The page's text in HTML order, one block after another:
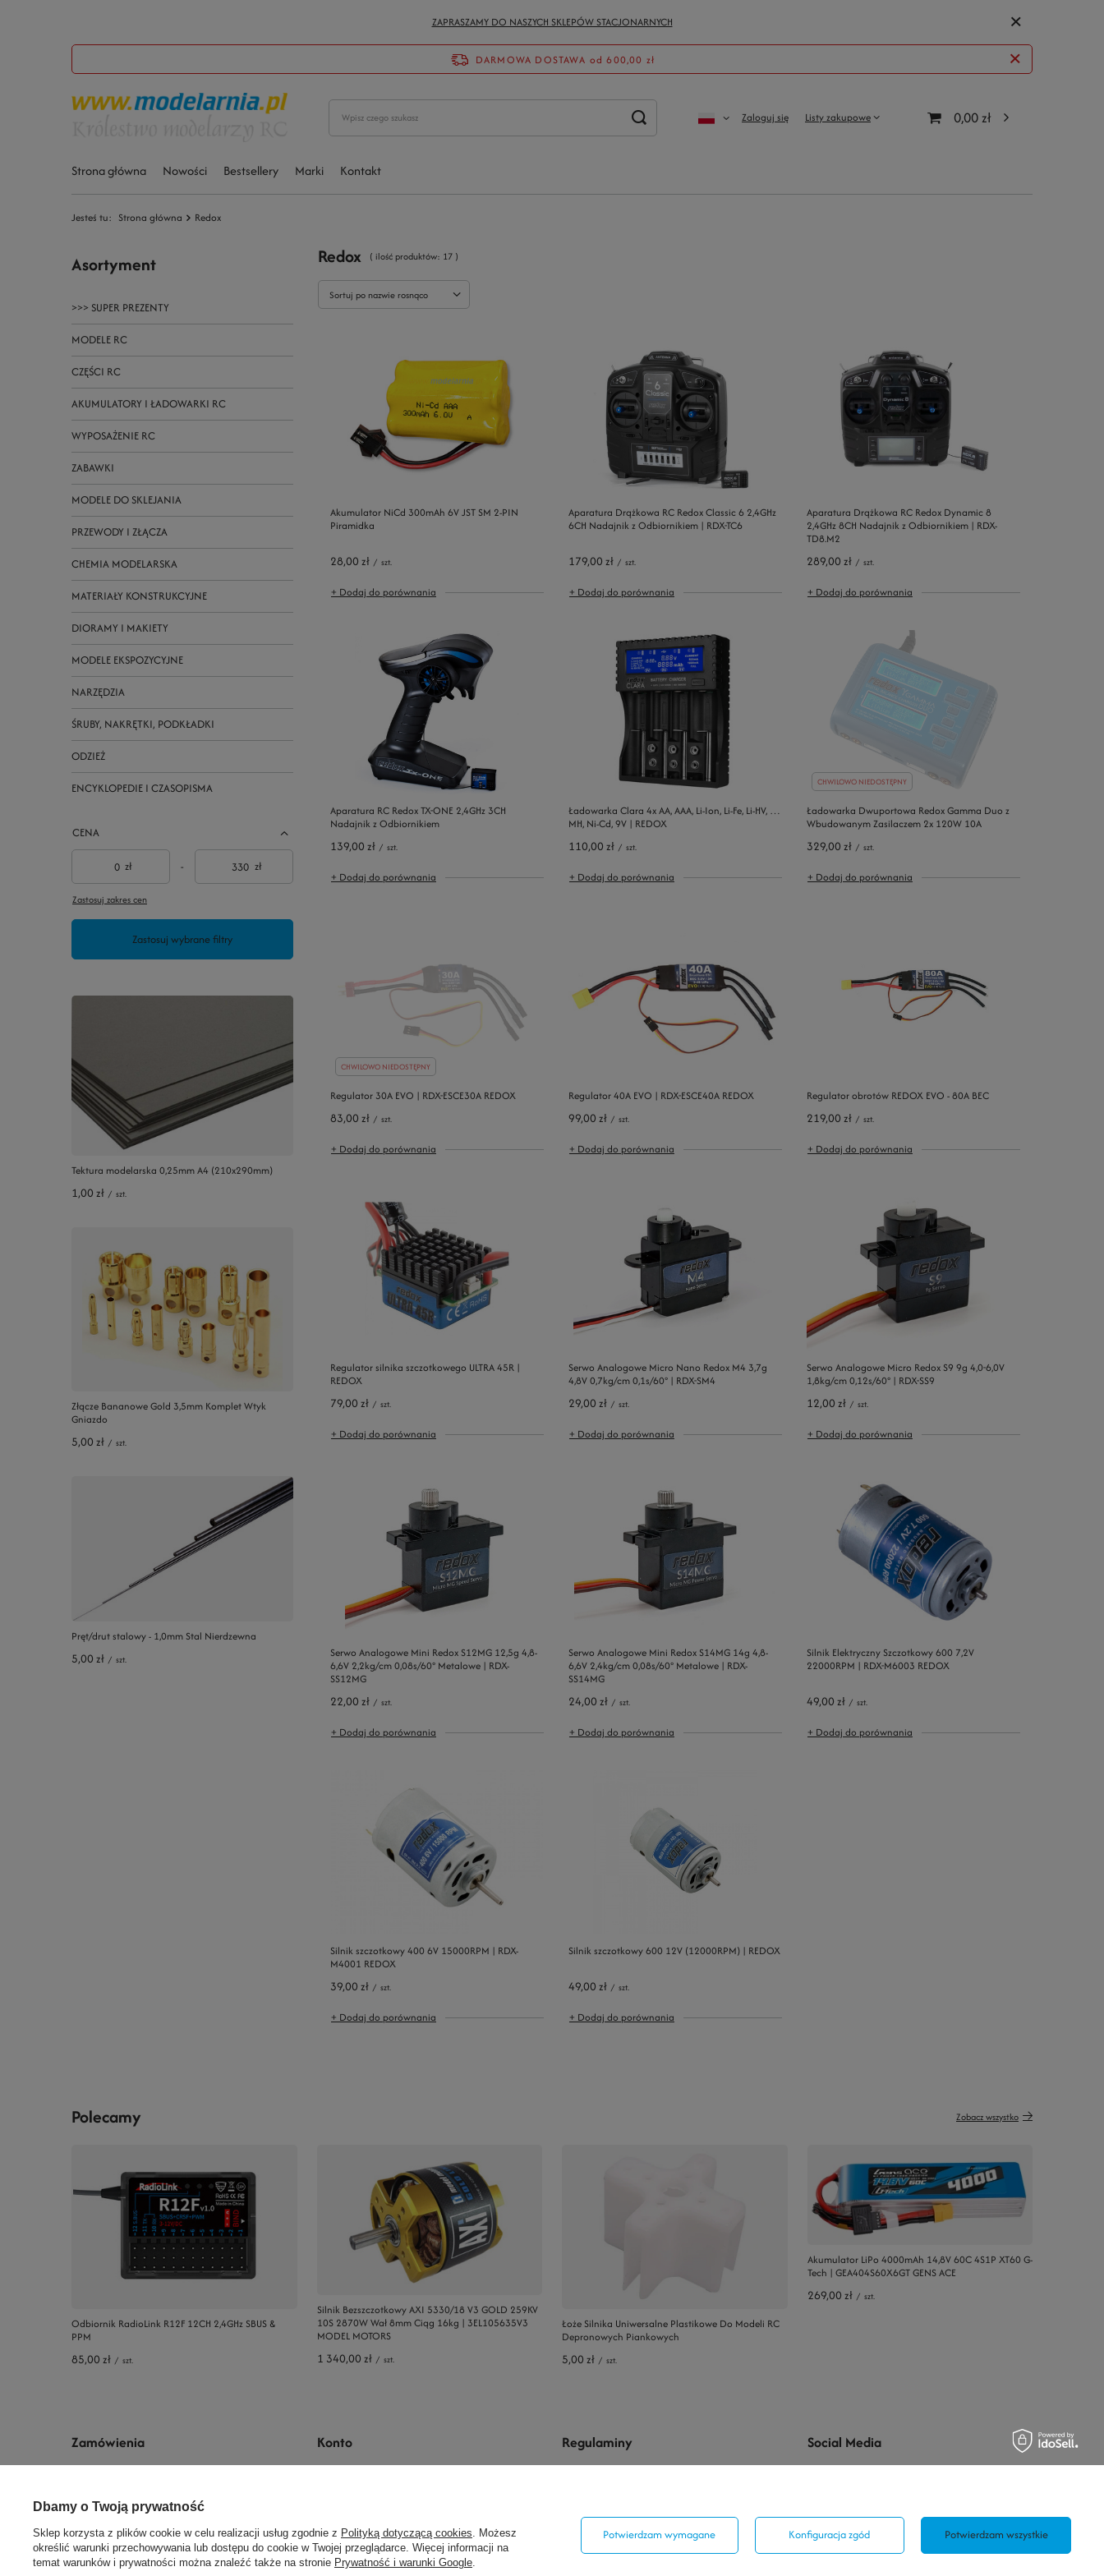
ZAPRASZAMY DO NASZYCH SKLEPÓW STACJONARNYCH
DARMOWA DOSTAWA od 600,00 zł
Zaloguj się Listy zakupowe 0,00 zł
Strona główna Nowości Bestsellery Marki Kontakt
Jesteś tu: Strona główna Redox
Asortyment
>>> SUPER PREZENTY
MODELE RC
CZĘŚCI RC
AKUMULATORY I ŁADOWARKI RC
WYPOSAŻENIE RC
ZABAWKI
MODELE DO SKLEJANIA
PRZEWODY I ZŁĄCZA
CHEMIA MODELARSKA
MATERIAŁY KONSTRUKCYJNE
DIORAMY I MAKIETY
MODELE EKSPOZYCYJNE
NARZĘDZIA
ŚRUBY, NAKRĘTKI, PODKŁADKI
ODZIEŻ
ENCYKLOPEDIE I CZASOPISMA
CENA
zł - zł
Zastosuj zakres cen
Zastosuj wybrane filtry
Tektura modelarska 0,25mm A4 (210x290mm)
1,00 zł / szt.
Złącze Bananowe Gold 3,5mm Komplet Wtyk
Gniazdo
5,00 zł / szt.
Pręt/drut stalowy - 1,0mm Stal Nierdzewna
5,00 zł / szt.
Redox ( ilość produktów: 17 )
Sortuj po nazwie rosnąco
Akumulator NiCd 300mAh 6V JST SM 2-PIN
Piramidka
28,00 zł / szt.
+ Dodaj do porównania
Aparatura Drążkowa RC Redox Classic 6 2,4GHz
6CH Nadajnik z Odbiornikiem | RDX-TC6
179,00 zł / szt.
+ Dodaj do porównania
Aparatura Drążkowa RC Redox Dynamic 8
2,4GHz 8CH Nadajnik z Odbiornikiem | RDX-
TD8.M2
289,00 zł / szt.
+ Dodaj do porównania
Aparatura RC Redox TX-ONE 2,4GHz 3CH
Nadajnik z Odbiornikiem
139,00 zł / szt.
+ Dodaj do porównania
Ładowarka Clara 4x AA, AAA, Li-Ion, Li-Fe, Li-HV, Ni-
MH, Ni-Cd, 9V | REDOX
110,00 zł / szt.
+ Dodaj do porównania
CHWILOWO NIEDOSTĘPNY
Ładowarka Dwuportowa Redox Gamma Duo z
Wbudowanym Zasilaczem 2x 120W 10A
329,00 zł / szt.
+ Dodaj do porównania
CHWILOWO NIEDOSTĘPNY
Regulator 30A EVO | RDX-ESCE30A REDOX
83,00 zł / szt.
+ Dodaj do porównania
Regulator 40A EVO | RDX-ESCE40A REDOX
99,00 zł / szt.
+ Dodaj do porównania
Regulator obrotów REDOX EVO - 80A BEC
219,00 zł / szt.
+ Dodaj do porównania
Regulator silnika szczotkowego ULTRA 45R |
REDOX
79,00 zł / szt.
+ Dodaj do porównania
Serwo Analogowe Micro Nano Redox M4 3,7g
4,8V 0,7kg/cm 0,1s/60° | RDX-SM4
29,00 zł / szt.
+ Dodaj do porównania
Serwo Analogowe Micro Redox S9 9g 4,0-6,0V
1,8kg/cm 0,12s/60° | RDX-SS9
12,00 zł / szt.
+ Dodaj do porównania
Serwo Analogowe Mini Redox S12MG 12,5g 4,8-
6,6V 2,2kg/cm 0,08s/60° Metalowe | RDX-
SS12MG
22,00 zł / szt.
+ Dodaj do porównania
Serwo Analogowe Mini Redox S14MG 14g 4,8-
6,6V 2,4kg/cm 0,08s/60° Metalowe | RDX-
SS14MG
24,00 zł / szt.
+ Dodaj do porównania
Silnik Elektryczny Szczotkowy 600 7,2V
22000RPM | RDX-M6003 REDOX
49,00 zł / szt.
+ Dodaj do porównania
Silnik szczotkowy 400 6V 15000RPM | RDX-
M4001 REDOX
39,00 zł / szt.
+ Dodaj do porównania
Silnik szczotkowy 600 12V (12000RPM) | REDOX
49,00 zł / szt.
+ Dodaj do porównania
Polecamy Zobacz wszystko
Odbiornik RadioLink R12F 12CH 2,4GHz SBUS &
PPM
85,00 zł / szt.
Silnik Bezszczotkowy AXI 5330/18 V3 GOLD 259KV
10S 2870W Wał 8mm Ciąg 16kg | 3EL105635V3
MODEL MOTORS
1 340,00 zł / szt.
Łoże Silnika Uniwersalne Plastikowe Do Modeli RC
Depronowych Piankowych
5,00 zł / szt.
Akumulator LiPo 4000mAh 14,8V 60C 4S1P XT60 G-
Tech | GEA404S60X6GT GENS ACE
269,00 zł / szt.
Zamówienia
Śledzenie przesyłki
Chcę zareklamować produkt
Chcę zwrócić produkt
Konto
Listy zakupowe
Lista zakupionych produktów
Regulaminy
Regulamin
Polityka prywatności
Social Media
Prawdziwe
opinie klientów
Dbamy o Twoją prywatność
Sklep korzysta z plików cookie w celu realizacji usług zgodnie z Polityką dotyczącą cookies . Możesz
określić warunki przechowywania lub dostępu do cookie w Twojej przeglądarce. Więcej informacji na
temat warunków i prywatności można znaleźć także na stronie Prywatność i warunki Google
Potwierdzam wymagane Konfiguracja zgód Potwierdzam wszystkie